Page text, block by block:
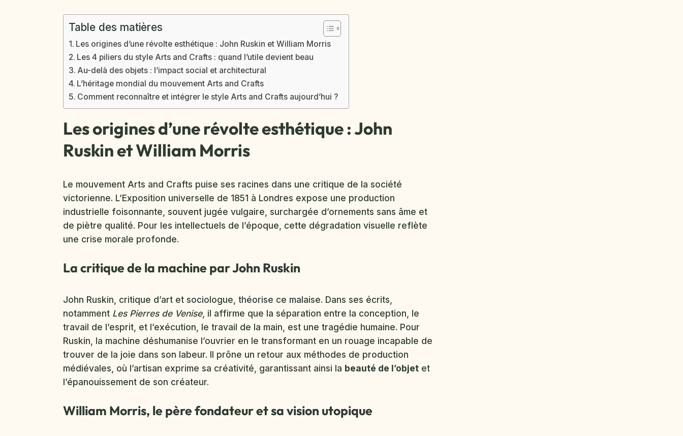
Table des matières
Les origines d’une révolte esthétique : John Ruskin et William Morris
Les 4 piliers du style Arts and Crafts : quand l’utile devient beau
Au-delà des objets : l’impact social et architectural
L’héritage mondial du mouvement Arts and Crafts
Comment reconnaître et intégrer le style Arts and Crafts aujourd’hui ?
Les origines d’une révolte esthétique : John
Ruskin et William Morris
Le mouvement Arts and Crafts puise ses racines dans une critique de la société
victorienne. L’Exposition universelle de 1851 à Londres expose une production
industrielle foisonnante, souvent jugée vulgaire, surchargée d’ornements sans âme et
de piètre qualité. Pour les intellectuels de l’époque, cette dégradation visuelle reflète
une crise morale profonde.
La critique de la machine par John Ruskin
John Ruskin, critique d’art et sociologue, théorise ce malaise. Dans ses écrits,
notamment Les Pierres de Venise, il affirme que la séparation entre la conception, le
travail de l’esprit, et l’exécution, le travail de la main, est une tragédie humaine. Pour
Ruskin, la machine déshumanise l’ouvrier en le transformant en un rouage incapable de
trouver de la joie dans son labeur. Il prône un retour aux méthodes de production
médiévales, où l’artisan exprime sa créativité, garantissant ainsi la beauté de l’objet et
l’épanouissement de son créateur.
William Morris, le père fondateur et sa vision utopique